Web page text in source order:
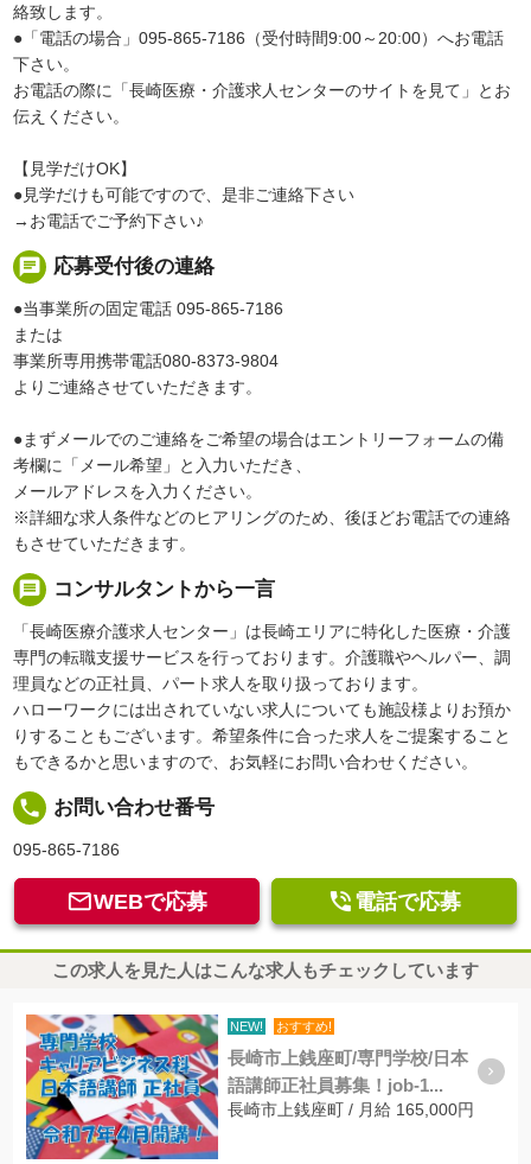
絡致します。
●「電話の場合」095-865-7186（受付時間9:00～20:00）へお電話
下さい。
お電話の際に「長崎医療・介護求人センターのサイトを見て」とお
伝えください。
【見学だけOK】
●見学だけも可能ですので、是非ご連絡下さい
→お電話でご予約下さい♪
chat 応募受付後の連絡
●当事業所の固定電話 095-865-7186
または
事業所専用携帯電話080-8373-9804
よりご連絡させていただきます。
●まずメールでのご連絡をご希望の場合はエントリーフォームの備
考欄に「メール希望」と入力いただき、
メールアドレスを入力ください。
※詳細な求人条件などのヒアリングのため、後ほどお電話での連絡
もさせていただきます。
message コンサルタントから一言
「長崎医療介護求人センター」は長崎エリアに特化した医療・介護
専門の転職支援サービスを行っております。介護職やヘルパー、調
理員などの正社員、パート求人を取り扱っております。
ハローワークには出されていない求人についても施設様よりお預か
りすることもございます。希望条件に合った求人をご提案すること
もできるかと思いますので、お気軽にお問い合わせください。
local_phone お問い合わせ番号
095-865-7186
WEBで応募  電話で応募
この求人を見た人はこんな求人もチェックしています
NEW! おすすめ!
長崎市上銭座町/専門学校/日本
語講師正社員募集！job-1...
長崎市上銭座町 / 月給 165,000円